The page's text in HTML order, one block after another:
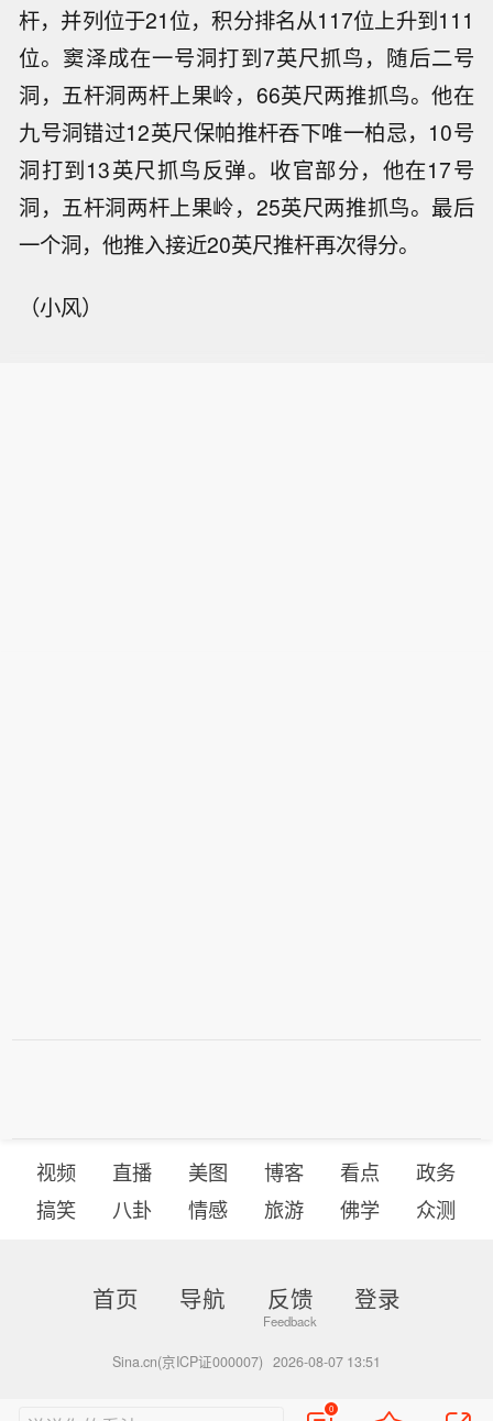
杆，并列位于21位，积分排名从117位上升到111
位。窦泽成在一号洞打到7英尺抓鸟，随后二号
洞，五杆洞两杆上果岭，66英尺两推抓鸟。他在
九号洞错过12英尺保帕推杆吞下唯一柏忌，10号
洞打到13英尺抓鸟反弹。收官部分，他在17号
洞，五杆洞两杆上果岭，25英尺两推抓鸟。最后
一个洞，他推入接近20英尺推杆再次得分。
（小风）
视频 直播 美图 博客 看点
政务
搞笑
八卦 情感 旅游 佛学 众测
首页 导航 反馈 登录
Sina.cn(京ICP证000007) 2026-08-07 13:51
0